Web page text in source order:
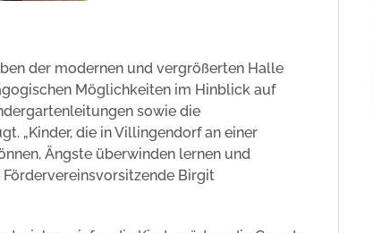
der modernen und vergrößerten Halle
Möglichkeiten im Hinblick auf
sowie die
„Kinder, die in Villingendorf an einer
Ängste überwinden lernen und
Birgit